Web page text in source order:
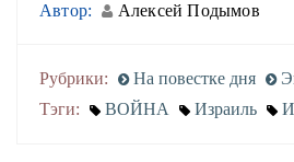
Автор: Алексей Подымов
Рубрики: На повестке дня
Тэги:
ВОЙНА Израиль